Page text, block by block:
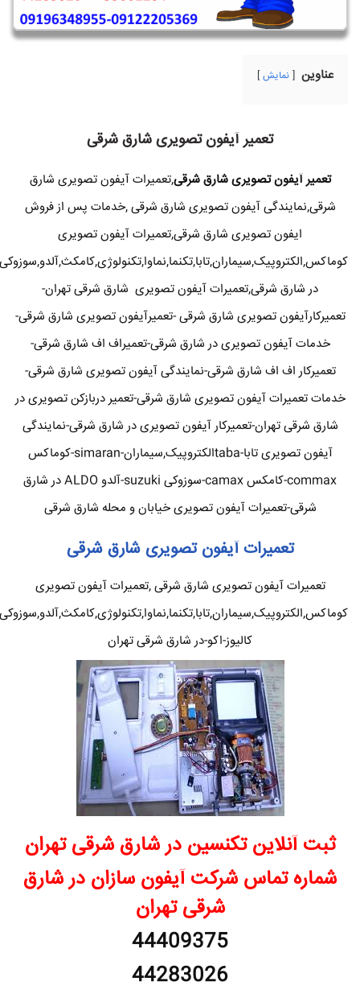
عناوین نمایش
تعمیر آیفون تصویری شارق شرقی
تعمیر آیفون تصویری شارق شرقی,تعمیرات آیفون تصویری شارق
شرقی,نمایندگی آیفون تصویری شارق شرقی ,خدمات پس از فروش
ایفون تصویری شارق شرقی,تعمیرات آیفون تصویری
کوماکس,الکتروپیک,سیماران,تابا,تکنما,نماوا,تکنولوژی,کامکث,آلدو,سوزوکی
در شارق شرقی,تعمیرات آیفون تصویری شارق شرقی تهران-
تعمیرکارآیفون تصویری شارق شرقی -تعمیرآیفون تصویری شارق شرقی-
خدمات آیفون تصویری در شارق شرقی-تعمیراف اف شارق شرقی-
تعمیرکار اف اف شارق شرقی-نمایندگی آیفون تصویری شارق شرقی-
خدمات تعمیرات آیفون تصویری شارق شرقی-تعمیر دربازکن تصویری در
شارق شرقی تهران-تعمیرکار آیفون تصویری در شارق شرقی-نمایندگی
آیفون تصویری تابا-tabaالکتروپیک,سیماران-simaran-کوماکس
commax-کامکس camax-سوزوکی suzuki-آلدو ALDO در شارق
شرقی-تعمیرات آیفون تصویری خیابان و محله شارق شرقی
تعمیرات آیفون تصویری شارق شرقی
تعمیرات آیفون تصویری شارق شرقی ,تعمیرات آیفون تصویری
کوماکس,الکتروپیک,سیماران,تابا,تکنما,نماوا,تکنولوژی,کامکث,آلدو,سوزوکی
کالیوز-اکو-در شارق شرقی تهران
ثبت آنلاین تکنسین در شارق شرقی تهران
شماره تماس شرکت آیفون سازان در شارق
شرقی تهران
44409375
44283026